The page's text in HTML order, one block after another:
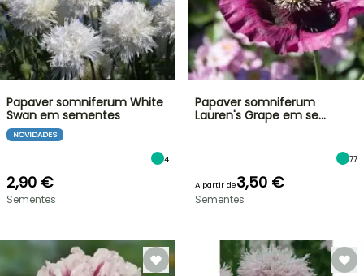
Papaver somniferum White
Swan em sementes
NOVIDADES
4
2,90 €
Sementes
Papaver somniferum
Lauren's Grape em se…
77
A partir de3,50 €
Sementes